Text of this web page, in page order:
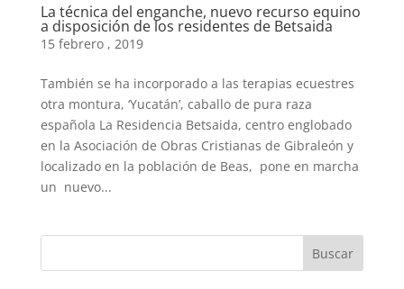
La técnica del enganche, nuevo recurso equino
a disposición de los residentes de Betsaida
15 febrero , 2019
También se ha incorporado a las terapias ecuestres
otra montura, ‘Yucatán’, caballo de pura raza
española La Residencia Betsaida, centro englobado
en la Asociación de Obras Cristianas de Gibraleón y
localizado en la población de Beas, pone en marcha
un nuevo...